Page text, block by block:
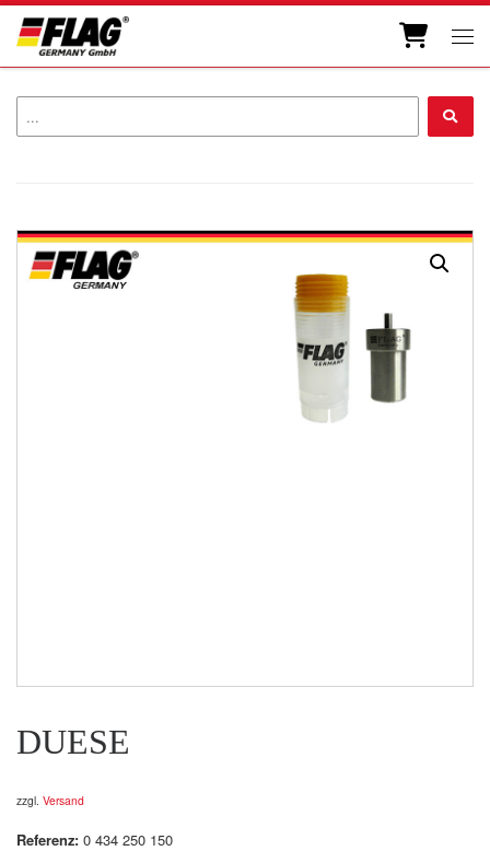
Zum Inhalt springen
DUESE
zzgl. Versand
Referenz: 0 434 250 150